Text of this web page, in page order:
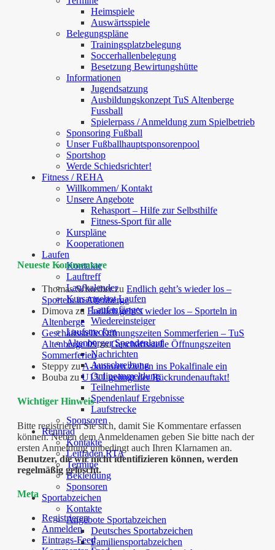
Heimspiele
Auswärtsspiele
Belegungspläne
Trainingsplatzbelegung
Soccerhallenbelegung
Besetzung Bewirtungshütte
Informationen
Jugendsatzung
Ausbildungskonzept TuS Altenberge
Fussball
Spielerpass / Anmeldung zum Spielbetrieb
Sponsoring Fußball
Unser Fußballhauptsponsorenpool
Sportshop
Werde Schiedsrichter!
Fitness / REHA
Willkommen/ Kontakt
Unsere Angebote
Rehasport – Hilfe zur Selbsthilfe
Fitness-Sport für alle
Kurspläne
Kooperationen
Laufen
Kontakte
Lauftreff
Laufkalender
Kursangebot Laufen
Laufanfänger
Wiedereinsteiger
Laufstrecken
Altenberger Spendenlauf
Nachrichten
Ausschreibung
Onlineanmeldung
Teilnehmerliste
Spendenlauf Ergebnisse
Laufstrecke
Sponsoren
Rennrad
Kontakte
Leitfaden RTA
Termine
Bekleidung
Sponsoren
Sportabzeichen
Kontakte
Angebote Sportabzeichen
Deutsches Sportabzeichen
Familiensportabzeichen
Neueste Kommentare
Thomas Schreiberzu Endlich geht’s wieder los –
Sporteln in Altenberge
Dimova zu Endlich geht’s wieder los – Sporteln in
Altenberge
Geschäftsstelle Öffnungszeiten Sommerferien – TuS
Altenberge 09zuGeschäftsstelle Öffnungszeiten
Sommerferien
Steppy zuA-Junioren ziehen ins Pokalfinale ein
Bouba zuU15.1 gelingt der Rückrundenauftakt!
Wichtiger Hinweis
Bitte registrieren Sie sich, damit Sie Kommentare erfassen
können. Neben dem Anmeldenamen geben Sie bitte nach der
ersten Anmeldung unbedingt auch Ihren Klarnamen an.
Benutzer, die wir nicht identifizieren können, werden
regelmäßig gelöscht.
Meta
Registrieren
Anmelden
Eintrags-Feed